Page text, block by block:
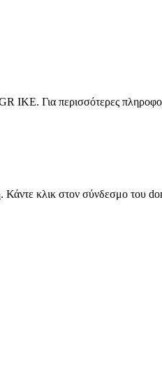
ΙΚΕ. Για περισσότερες
κλικ στον σύνδεσμο του